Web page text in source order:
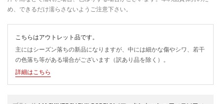
め、できるだけ濡らさないようご注意下さい。
こちらはアウトレット品です。
主にはシーズン落ちの新品になりますが、中には細かな傷やシワ、若干
の色落ち等がある場合がございます（訳あり品を除く）。
詳細はこちら